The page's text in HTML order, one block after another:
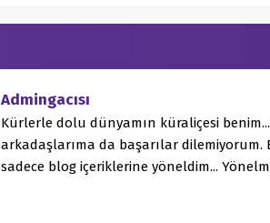
Admingacısı
Kürlerle dolu dünyamın küraliçesi
arkadaşlarıma da başarılar dilemiyorum.
sadece blog içeriklerine yöneldim...